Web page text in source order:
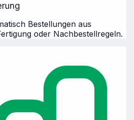
Bestellungen aus
oder Nachbestellregeln.